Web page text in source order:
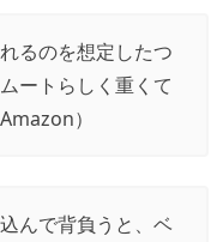
るのを想定したつ
ートらしく重くて
Amazon）
んで背負うと、ベ